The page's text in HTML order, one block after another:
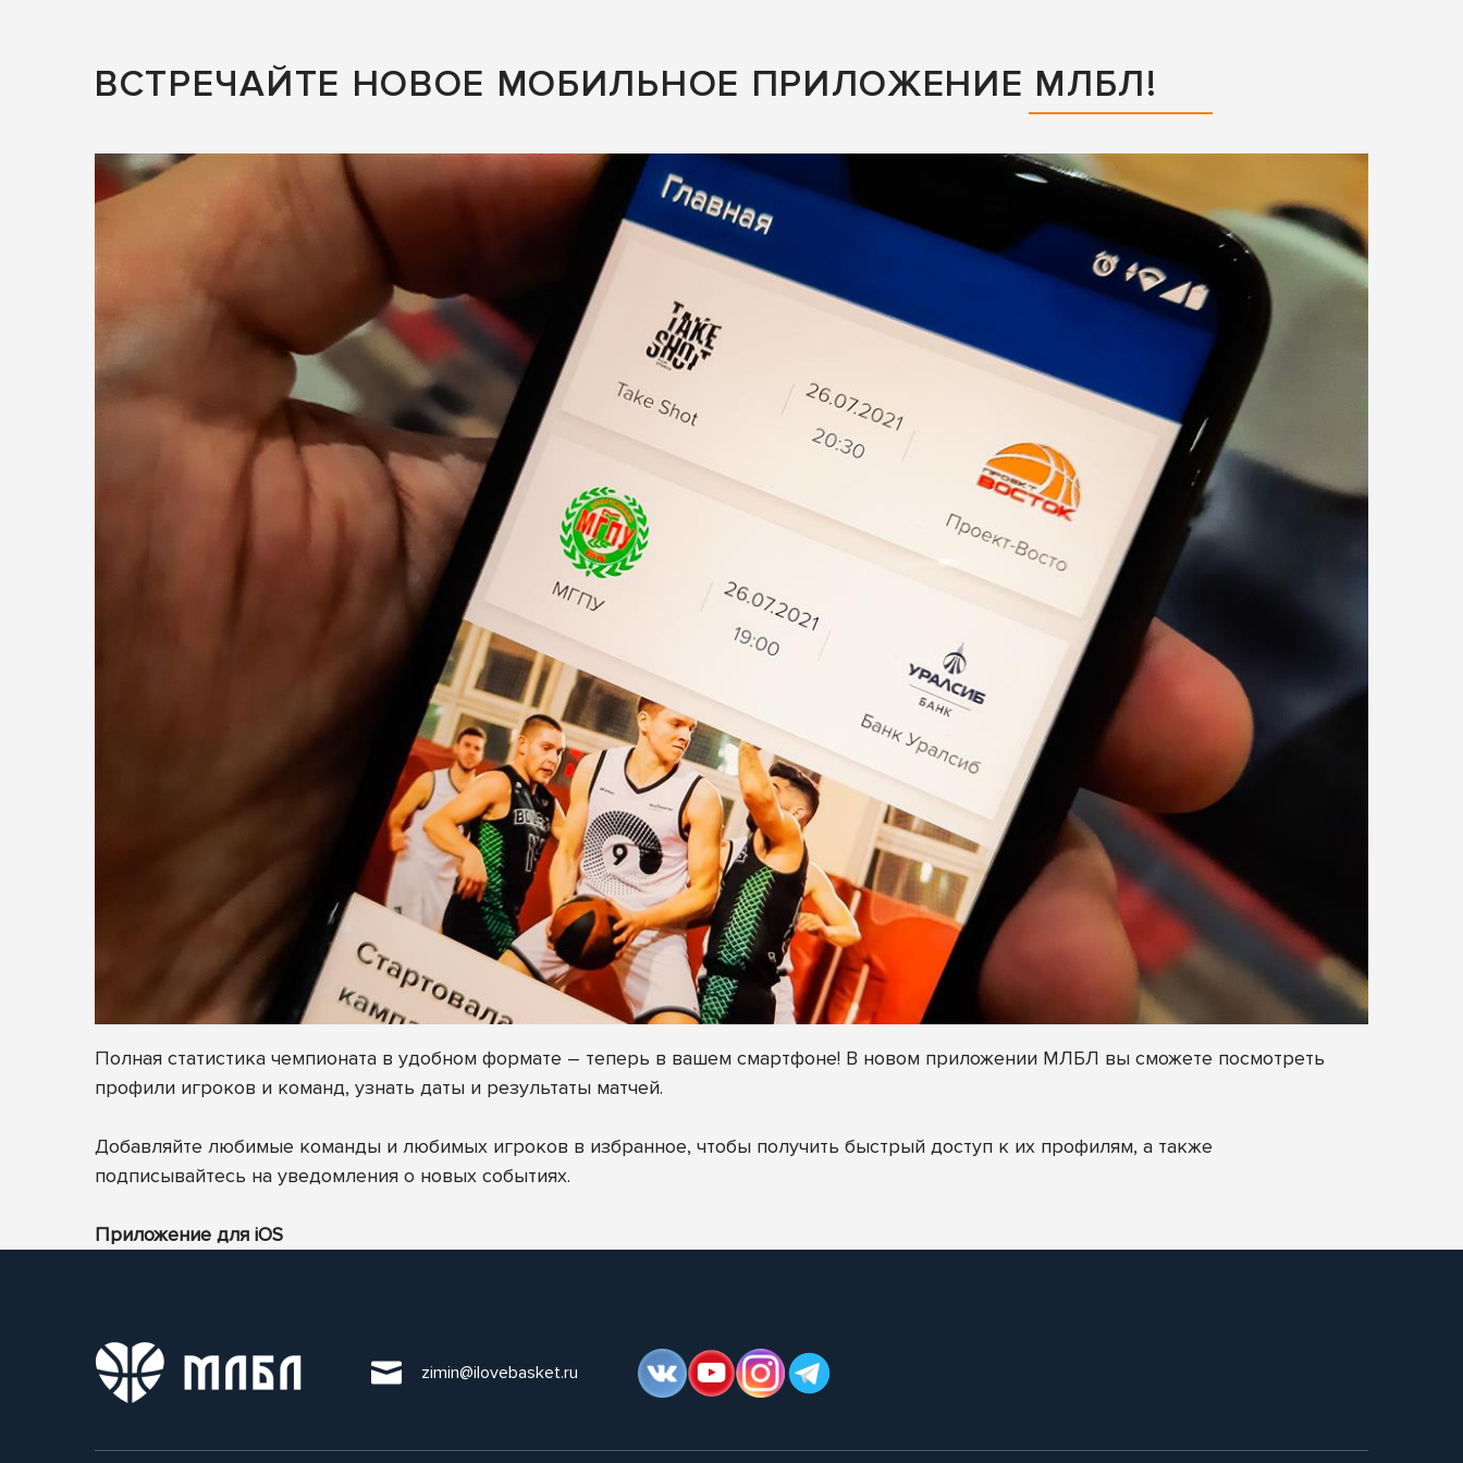
ВСТРЕЧАЙТЕ НОВОЕ МОБИЛЬНОЕ ПРИЛОЖЕНИЕ МЛБЛ!
Полная статистика чемпионата в удобном формате – теперь в вашем смартфоне! В новом приложении МЛБЛ вы сможете посмотреть
профили игроков и команд, узнать даты и результаты матчей.
Добавляйте любимые команды и любимых игроков в избранное, чтобы получить быстрый доступ к их профилям, а также
подписывайтесь на уведомления о новых событиях.
Приложение для iOS
zimin@ilovebasket.ru